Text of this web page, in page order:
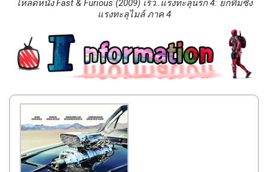
โหลดหนัง Fast & Furious (2009) เร็ว..แรงทะลุนรก 4: ยกทีมซิ่ง
แรงทะลุไมล์ ภาค 4